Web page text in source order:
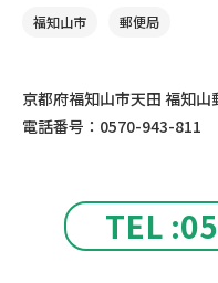
TEL
福知山市 郵便局
京都府福知山市天田 福知山
電話番号：0570-943-811